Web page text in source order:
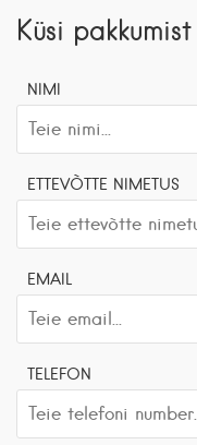
Küsi
NIMI
ETTEVÕTTE NIMETUS
EMAIL
TELEFON